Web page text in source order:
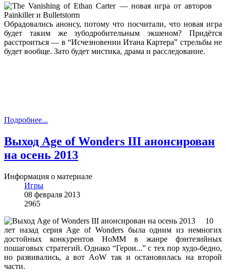
Обрадовались анонсу, потому что посчитали, что новая игра
будет таким же зубодробительным экшеном? Придётся
расстроиться — в “Исчезновении Итана Картера” стрельбы не
будет вообще. Зато будет мистика, драма и расследование.
Подробнее...
Выход Age of Wonders III анонсирован
на осень 2013
Информация о материале
Игры
08 февраля 2013
2965
10
лет назад серия Age of Wonders была одним из немногих
достойных конкурентов HoMM в жанре фэнтезийных
пошаговых стратегий. Однако “Герои...” с тех пор худо-бедно,
но развивались, а вот AoW так и остановилась на второй
части.